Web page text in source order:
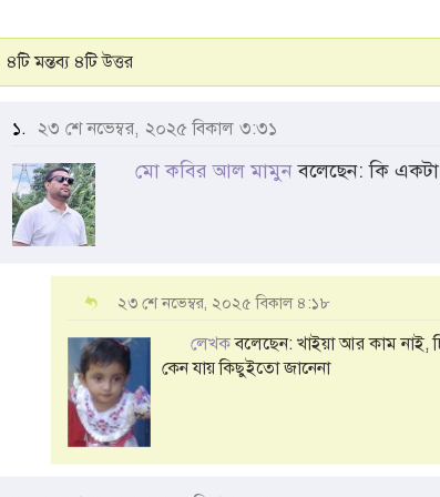
৪টি মন্তব্য ৪টি উত্তর
১. ২৩ শে নভেম্বর, ২০২৫ বিকাল ৩:৩১
মো কবির আল মামুনবলেছেন: কি একটা
২৩ শে নভেম্বর, ২০২৫ বিকাল ৪:১৮
লেখকবলেছেন: খাইয়া আর কাম নাই,
কেন যায় কিছুইতো জানেনা